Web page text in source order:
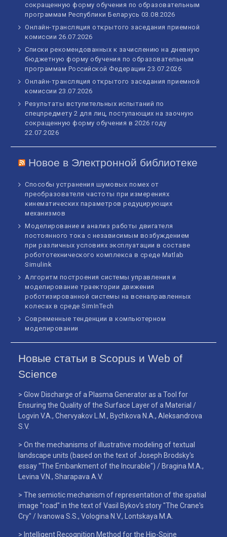
сокращенную форму обучения по образовательным
программам Республики Беларусь 03.08.2026
Онлайн-трансляция открытого заседания приемной
комиссии 26.07.2026
Списки рекомендованных к зачислению на дневную
бюджетную форму обучения по образовательным
программам Российской Федерации 23.07.2026
Онлайн-трансляция открытого заседания приемной
комиссии 23.07.2026
Результаты вступительных испытаний по
спецпредмету 2 для лиц, поступающих на заочную
сокращенную форму обучения в 2026 году
22.07.2026
Новое в Электронной библиотеке
Способы устранения шумовых помех от
преобразователя частоты при измерениях
кинематических параметров редуцирующих
механизмов
Моделирование и анализ работы двигателя
постоянного тока с независимым возбуждением
при различных условиях эксплуатации в составе
робототехнического комплекса в среде Matlab
Simulink
Алгоритм построения системы управления и
моделирование траектории движения
роботизированной системы на всенаправленных
колесах в среде SimInTech
Современные тенденции в компьютерном
моделировании
Новые статьи в Scopus и Web of
Science
> Glow Discharge of a Plasma Generator as a Tool for
Ensuring the Quality of the Surface Layer of a Material /
Logvin V.A., Chervyakov L.M., Bychkova N.A., Aleksandrova
S.V.
> On the mechanisms of illustrative modeling of textual
landscape units (based on the text of Joseph Brodsky's
essay "The Embankment of the Incurable") / Bragina M.A.,
Levina V.N., Sharapava A.V.
> The semiotic mechanism of representation of the spatial
image "road" in the text of Vasil Bykov's story "The Crane's
Cry" / Ivanowa S.S., Vologina N.V., Lontskaya M.A.
> Intelligent Recognition Method for the Hip-Spine